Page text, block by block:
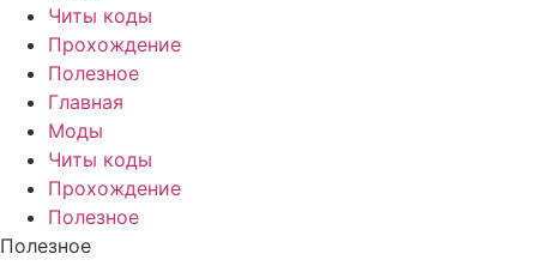
Читы коды
Прохождение
Полезное
Главная
Моды
Читы коды
Прохождение
Полезное
Полезное